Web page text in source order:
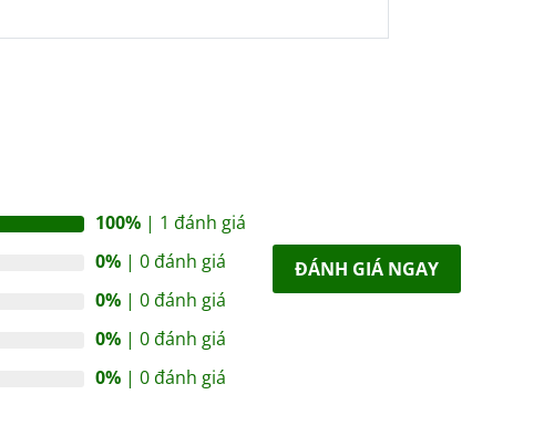
100% | 1 đánh giá
0% | 0 đánh giá
0% | 0 đánh giá
0% | 0 đánh giá
0% | 0 đánh giá
ĐÁNH GIÁ NGAY